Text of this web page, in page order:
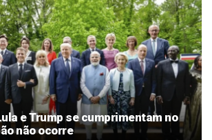
e Trump se cumprimentam no
não ocorre